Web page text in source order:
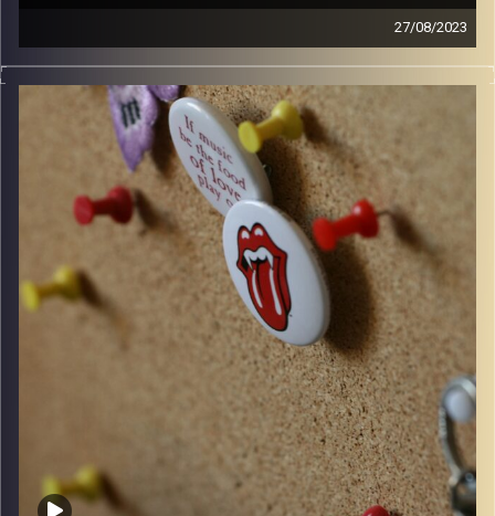
27/08/2023
קלאסיקות רוק עם אורן הוף.
ספיישל קולוסיאום לקראת הופעה בבארבי ב6 לספטמבר.
קרדיט תמונות: włodi